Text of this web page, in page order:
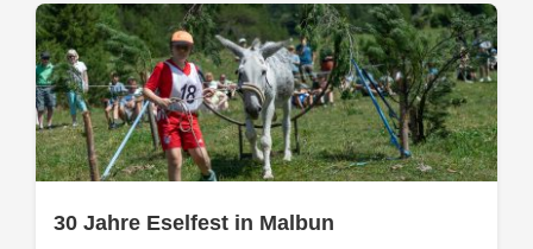
30 Jahre Eselfest in Malbun